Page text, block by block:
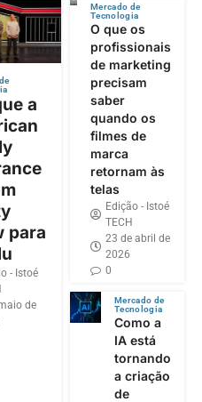
a
para
- Istoé
de
Mercado de
Tecnologia
O que os
profissionais
de marketing
precisam
saber
quando os
filmes de
marca
retornam às
telas
Edição - Istoé
TECH
23 de abril de
2026
0
Mercado de
Tecnologia
Como a
IA está
tornando
a criação
de